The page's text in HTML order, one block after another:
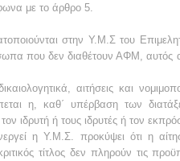
με το άρθρο 5.
στην Υ.Μ.Σ του
που δεν διαθέτουν ΑΦΜ, αυτός
αιτήσεις και
η, καθ΄ υπέρβαση των
ιδρυτή ή τους ιδρυτές ή τον
η Υ.Μ.Σ. προκύψει ότι η
τίτλος δεν πληρούν τις